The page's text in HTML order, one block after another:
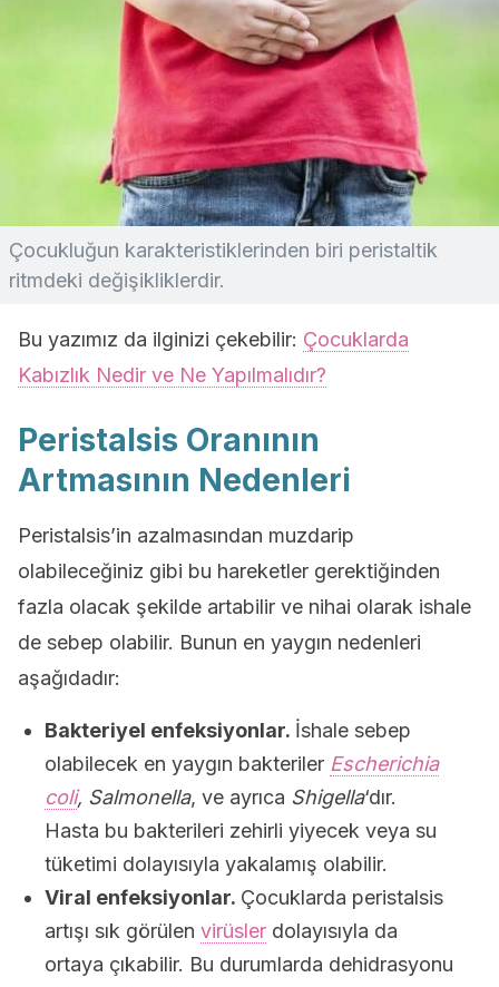
Çocukluğun karakteristiklerinden biri peristaltik
ritmdeki değişikliklerdir.
Bu yazımız da ilginizi çekebilir: Çocuklarda
Kabızlık Nedir ve Ne Yapılmalıdır?
Peristalsis Oranının
Artmasının Nedenleri
Peristalsis’in azalmasından muzdarip
olabileceğiniz gibi bu hareketler gerektiğinden
fazla olacak şekilde artabilir ve nihai olarak ishale
de sebep olabilir. Bunun en yaygın nedenleri
aşağıdadır:
Bakteriyel enfeksiyonlar. İshale sebep
olabilecek en yaygın bakteriler Escherichia
coli, Salmonella, ve ayrıca Shigella‘dır.
Hasta bu bakterileri zehirli yiyecek veya su
tüketimi dolayısıyla yakalamış olabilir.
Viral enfeksiyonlar. Çocuklarda peristalsis
artışı sık görülen virüsler dolayısıyla da
ortaya çıkabilir. Bu durumlarda dehidrasyonu